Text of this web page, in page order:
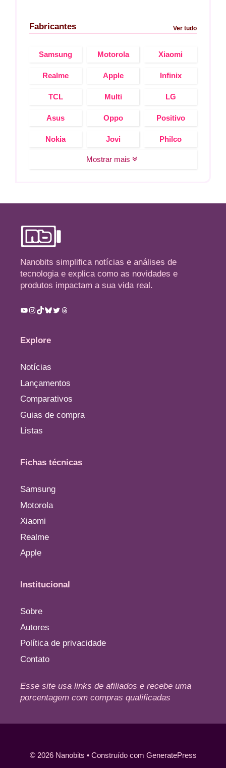
Fabricantes Ver tudo
Samsung Motorola Xiaomi
Realme Apple Infinix
TCL Multi LG
Asus Oppo Positivo
Nokia Jovi Philco
Mostrar mais
Nanobits simplifica notícias e análises de
tecnologia e explica como as novidades e
produtos impactam a sua vida real.
Youtube
Instagram
TikTok
Bluesky
TwitterThreads
Explore
Notícias
Lançamentos
Comparativos
Guias de compra
Listas
Fichas técnicas
Samsung
Motorola
Xiaomi
Realme
Apple
Institucional
Sobre
Autores
Política de privacidade
Contato
Esse site usa links de afiliados e recebe uma
porcentagem com compras qualificadas
© 2026 Nanobits • Construído com GeneratePress